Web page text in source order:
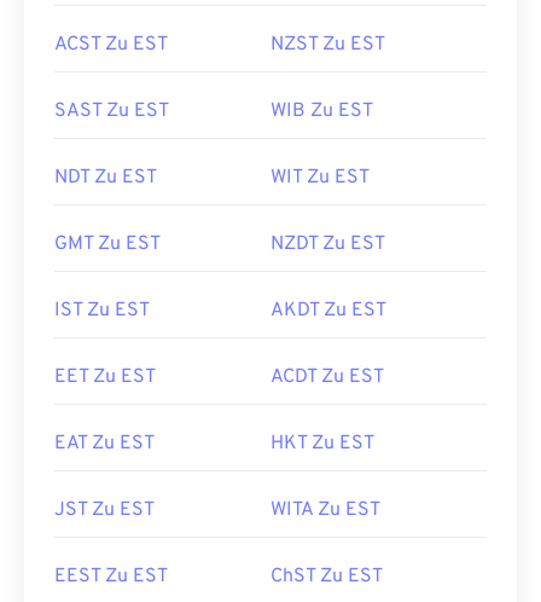
ACST Zu EST NZST Zu EST
SAST Zu EST WIB Zu EST
NDT Zu EST WIT Zu EST
GMT Zu EST NZDT Zu EST
IST Zu EST AKDT Zu EST
EET Zu EST ACDT Zu EST
EAT Zu EST HKT Zu EST
JST Zu EST WITA Zu EST
EEST Zu EST ChST Zu EST